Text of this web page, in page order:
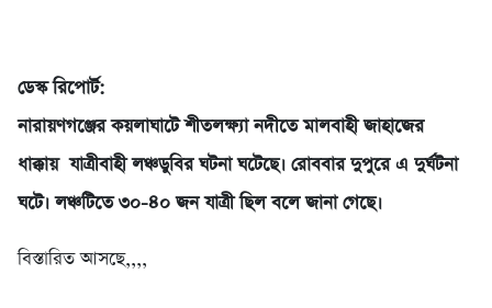
ডেস্ক রিপোর্ট:
নারায়ণগঞ্জের কয়লাঘাটে শীতলক্ষ্যা নদীতে মালবাহী জাহাজের
ধাক্কায় যাত্রীবাহী লঞ্চডুবির ঘটনা ঘটেছে। রোববার দুপুরে এ দুর্ঘটনা
ঘটে। লঞ্চটিতে ৩০-৪০ জন যাত্রী ছিল বলে জানা গেছে।
বিস্তারিত আসছে,,,,